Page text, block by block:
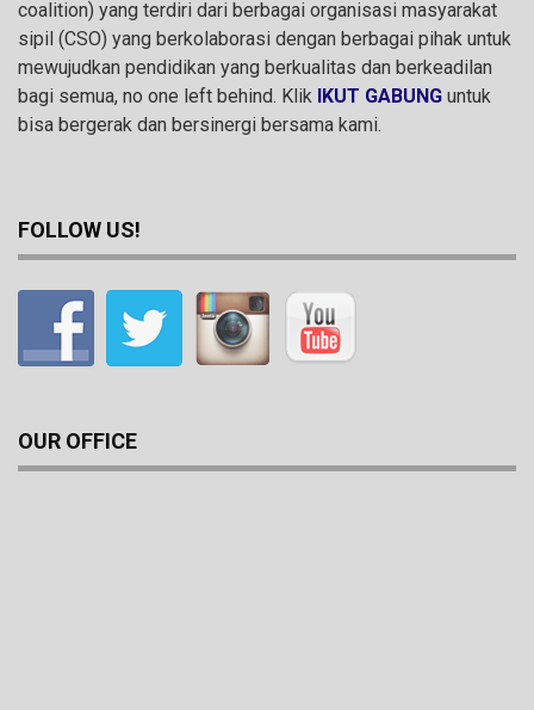
coalition) yang terdiri dari berbagai organisasi masyarakat
sipil (CSO) yang berkolaborasi dengan berbagai pihak untuk
mewujudkan pendidikan yang berkualitas dan berkeadilan
bagi semua, no one left behind. Klik IKUT GABUNG untuk
bisa bergerak dan bersinergi bersama kami.
FOLLOW US!
OUR OFFICE